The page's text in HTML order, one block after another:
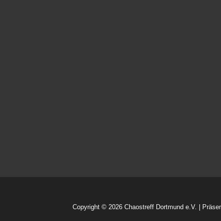
Copyright © 2026 Chaostreff Dortmund e.V. |